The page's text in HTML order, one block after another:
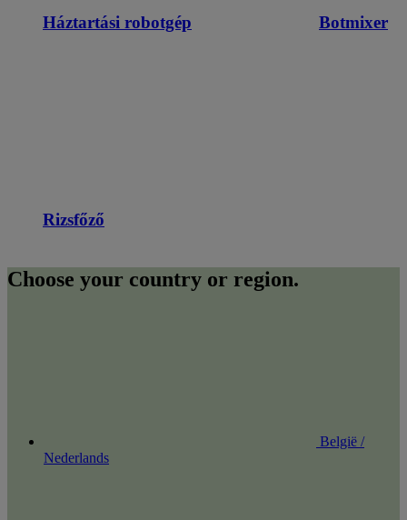
Háztartási robotgép Botmixer
Rizsfőző
Choose your country or region.
België /
Nederlands